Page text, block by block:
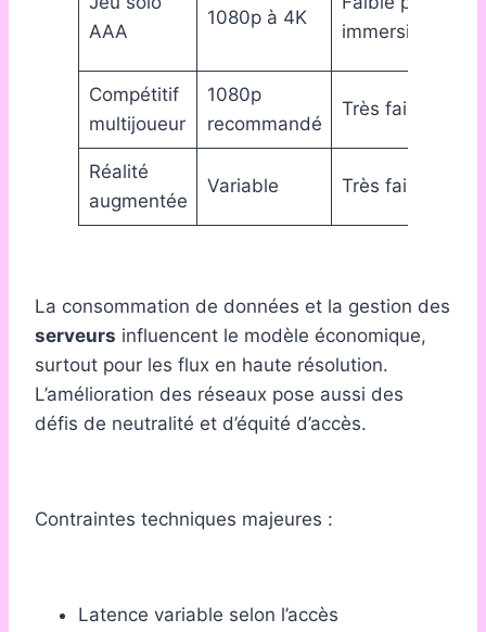
AAA
1080p à 4K
immersion
Compétitif
multijoueur
1080p
recommandé
Très faible
Réalité
augmentée
Variable Très faible
La consommation de données et la gestion des
serveurs influencent le modèle économique,
surtout pour les flux en haute résolution.
L’amélioration des réseaux pose aussi des
défis de neutralité et d’équité d’accès.
Contraintes techniques majeures :
Latence variable selon l’accès